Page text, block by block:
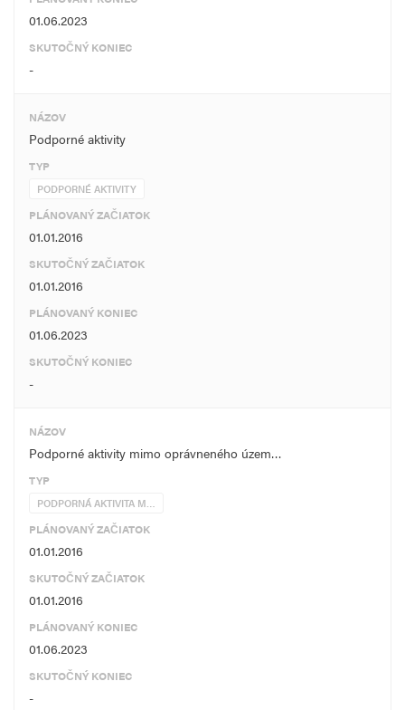
01.06.2023
SKUTOČNÝ KONIEC
-
NÁZOV
Podporné aktivity
TYP
PODPORNÉ AKTIVITY
PLÁNOVANÝ ZAČIATOK
01.01.2016
SKUTOČNÝ ZAČIATOK
01.01.2016
PLÁNOVANÝ KONIEC
01.06.2023
SKUTOČNÝ KONIEC
-
NÁZOV
Podporné aktivity mimo oprávneného územ…
TYP
PODPORNÁ AKTIVITA M…
PLÁNOVANÝ ZAČIATOK
01.01.2016
SKUTOČNÝ ZAČIATOK
01.01.2016
PLÁNOVANÝ KONIEC
01.06.2023
SKUTOČNÝ KONIEC
-